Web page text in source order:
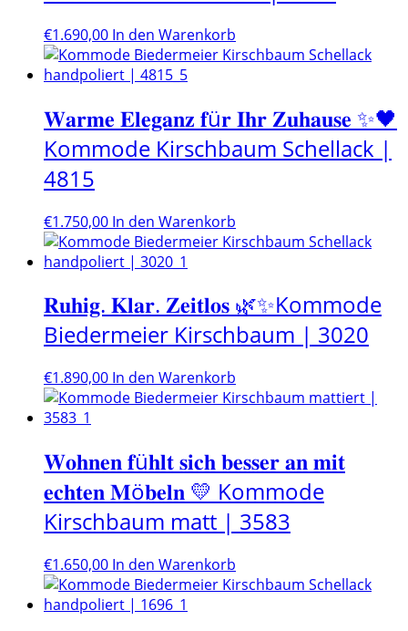
€1.690,00 In den Warenkorb
𝐖𝐚𝐫𝐦𝐞 𝐄𝐥𝐞𝐠𝐚𝐧𝐳 𝐟ü𝐫 𝐈𝐡𝐫 𝐙𝐮𝐡𝐚𝐮𝐬𝐞 ✨🖤
Kommode Kirschbaum Schellack |
4815
€1.750,00 In den Warenkorb
𝐑𝐮𝐡𝐢𝐠. 𝐊𝐥𝐚𝐫. 𝐙𝐞𝐢𝐭𝐥𝐨𝐬 🌿✨Kommode
Biedermeier Kirschbaum | 3020
€1.890,00 In den Warenkorb
𝐖𝐨𝐡𝐧𝐞𝐧 𝐟ü𝐡𝐥𝐭 𝐬𝐢𝐜𝐡 𝐛𝐞𝐬𝐬𝐞𝐫 𝐚𝐧 𝐦𝐢𝐭
𝐞𝐜𝐡𝐭𝐞𝐧 𝐌ö𝐛𝐞𝐥𝐧 💛 Kommode
Kirschbaum matt | 3583
€1.650,00 In den Warenkorb